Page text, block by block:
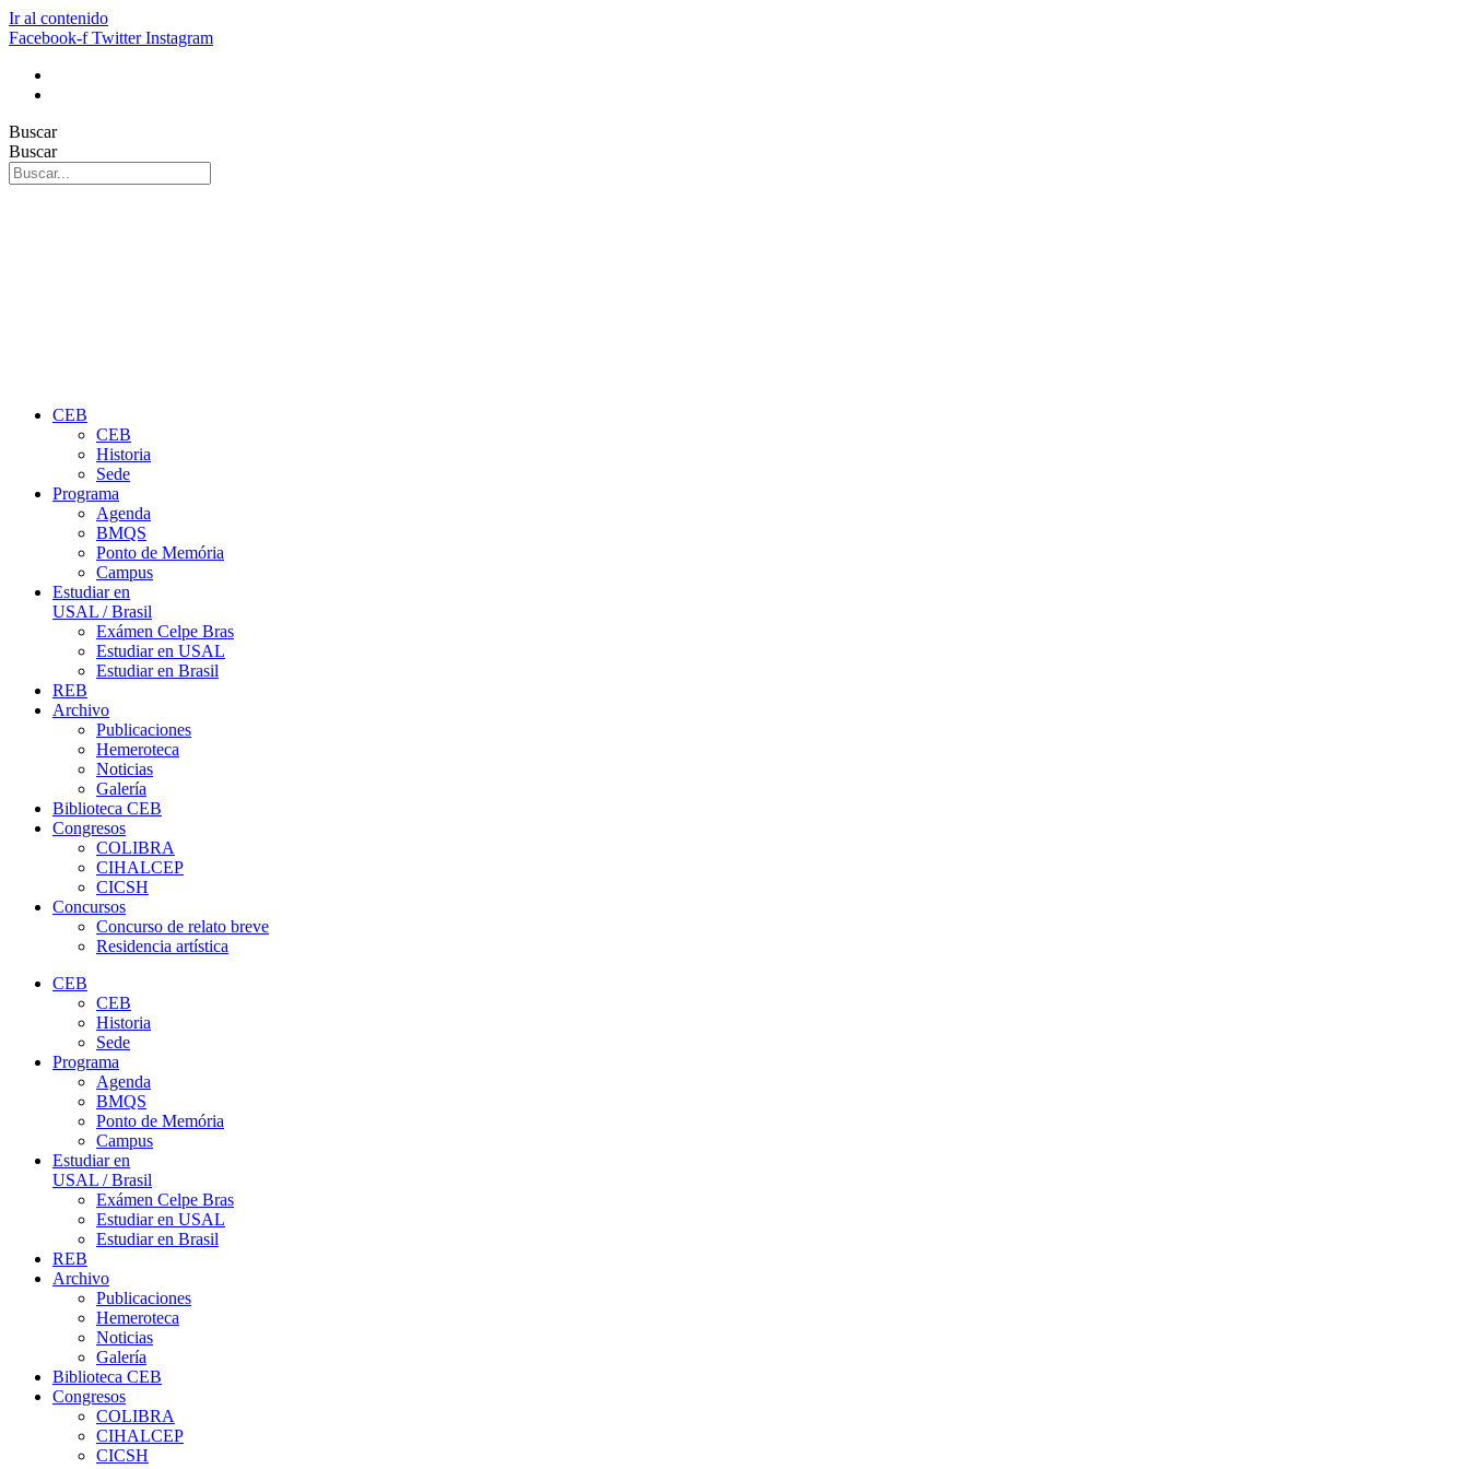
Ir al contenido
Facebook-f Twitter Instagram
Buscar
Buscar
CEB
CEB
Historia
Sede
Programa
Agenda
BMQS
Ponto de Memória
Campus
Estudiar en
USAL / Brasil
Exámen Celpe Bras
Estudiar en USAL
Estudiar en Brasil
REB
Archivo
Publicaciones
Hemeroteca
Noticias
Galería
Biblioteca CEB
Congresos
COLIBRA
CIHALCEP
CICSH
Concursos
Concurso de relato breve
Residencia artística
CEB
CEB
Historia
Sede
Programa
Agenda
BMQS
Ponto de Memória
Campus
Estudiar en
USAL / Brasil
Exámen Celpe Bras
Estudiar en USAL
Estudiar en Brasil
REB
Archivo
Publicaciones
Hemeroteca
Noticias
Galería
Biblioteca CEB
Congresos
COLIBRA
CIHALCEP
CICSH